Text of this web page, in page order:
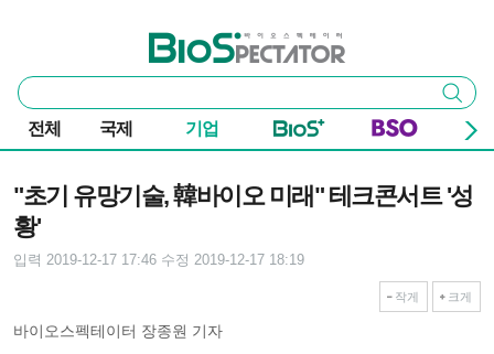
바이오스펙테이터
통
합
검
색
검색
전체 국제 기업
"초기 유망기술, 韓바이오 미래" 테크콘서트 '성
황'
입력 2019-12-17 17:46 수정 2019-12-17 18:19
작게 크게
바이오스펙테이터 장종원 기자